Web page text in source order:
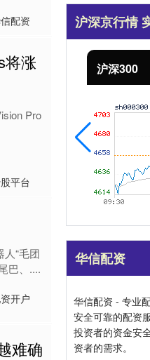
配资
将涨
Pro
平台
“毛团
巴、....
开户
难确
沪深京行情
-0.44% 北证50
华信配资
华信配资 - 专业
安全可靠的配资
投资者的资金安
资者的需求。